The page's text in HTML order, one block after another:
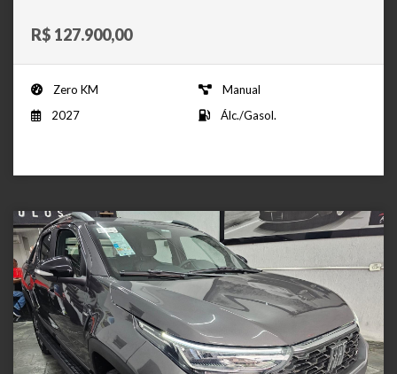
R$ 127.900,00
Zero KM
Manual
2027
Álc./Gasol.